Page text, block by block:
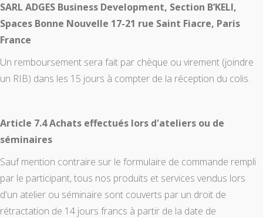
SARL ADGES Business Development, Section B’KELI,
Spaces Bonne Nouvelle 17-21 rue Saint Fiacre, Paris
France
Un remboursement sera fait par chèque ou virement (joindre
un RIB) dans les 15 jours à compter de la réception du colis.
Article 7.4 Achats effectués lors d'ateliers ou de
séminaires
Sauf mention contraire sur le formulaire de commande rempli
par le participant, tous nos produits et services vendus lors
d'un atelier ou séminaire sont couverts par un droit de
rétractation de 14 jours francs à partir de la date de